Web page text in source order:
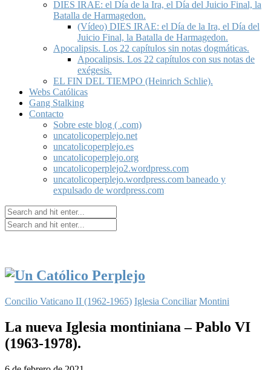
DIES IRAE: el Día de la Ira, el Día del Juicio Final, la
Batalla de Harmagedon.
(Vídeo) DIES IRAE: el Día de la Ira, el Día del
Juicio Final, la Batalla de Harmagedon.
Apocalipsis. Los 22 capítulos sin notas dogmáticas.
Apocalipsis. Los 22 capítulos con sus notas de
exégesis.
EL FIN DEL TIEMPO (Heinrich Schlie).
Webs Católicas
Gang Stalking
Contacto
Sobre este blog ( .com)
uncatolicoperplejo.net
uncatolicoperplejo.es
uncatolicoperplejo.org
uncatolicoperplejo2.wordpress.com
uncatolicoperplejo.wordpress.com baneado y
expulsado de wordpress.com
Concilio Vaticano II (1962-1965) Iglesia Conciliar Montini
La nueva Iglesia montiniana – Pablo VI
(1963-1978).